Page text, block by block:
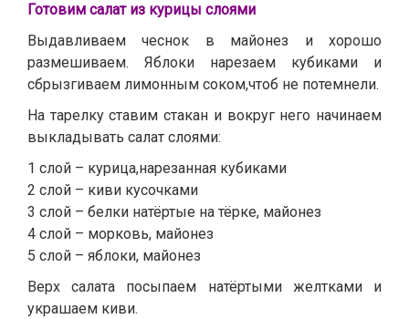
Готовим салат из курицы слоями
Выдавливаем чеснок в майонез и хорошо
размешиваем. Яблоки нарезаем кубиками и
сбрызгиваем лимонным соком,чтоб не потемнели.
На тарелку ставим стакан и вокруг него начинаем
выкладывать салат слоями:
1 слой – курица,нарезанная кубиками
2 слой – киви кусочками
3 слой – белки натёртые на тёрке, майонез
4 слой – морковь, майонез
5 слой – яблоки, майонез
Верх салата посыпаем натёртыми желтками и
украшаем киви.